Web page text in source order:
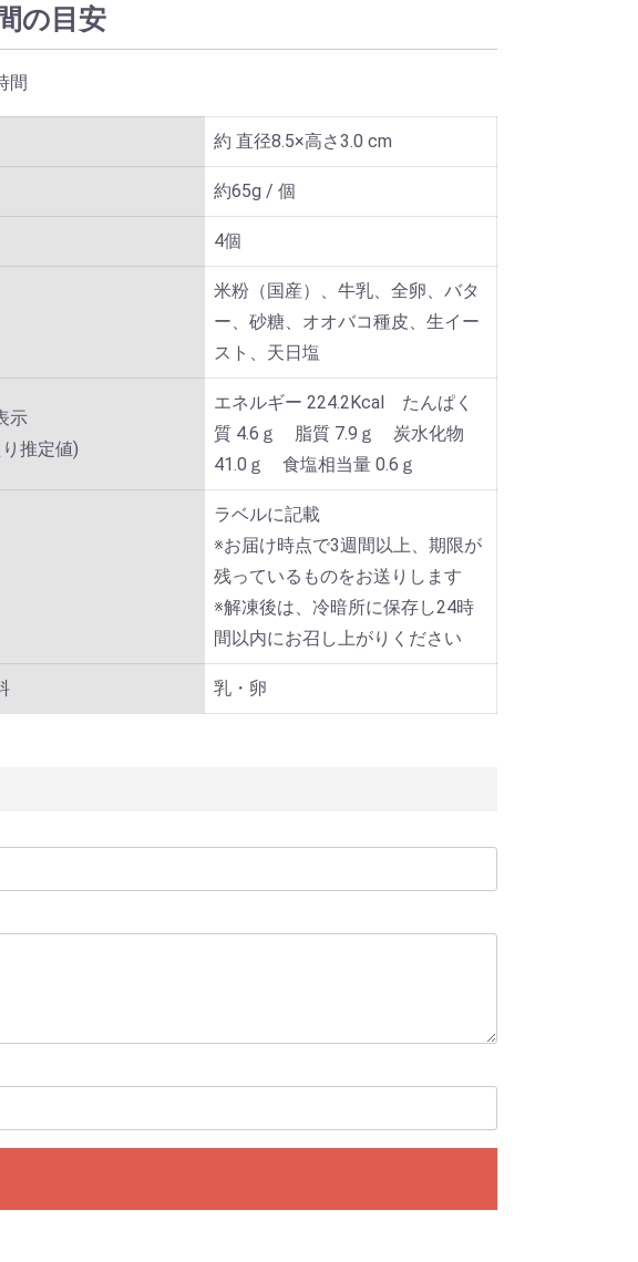
の目安
間
約 直径8.5×高さ3.0 cm
約65g / 個
4個
米粉（国産）、牛乳、全卵、バタ
ー、砂糖、オオバコ種皮、生イー
スト、天日塩
示
推定値)
エネルギー 224.2Kcal たんぱく
質 4.6ｇ 脂質 7.9ｇ 炭水化物
41.0ｇ 食塩相当量 0.6ｇ
ラベルに記載
※お届け時点で3週間以上、期限が
残っているものをお送りします
※解凍後は、冷暗所に保存し24時
間以内にお召し上がりください
乳・卵